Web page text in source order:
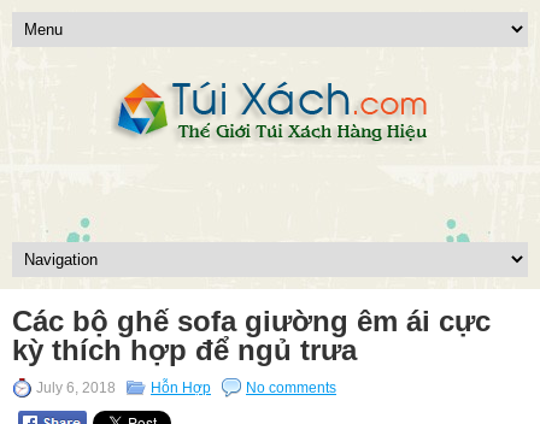
Các bộ ghế sofa giường êm ái cực
kỳ thích hợp để ngủ trưa
July 6, 2018 Hỗn Hợp No comments